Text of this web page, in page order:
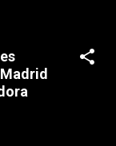
que, en realidad,
2013 puso en
Research